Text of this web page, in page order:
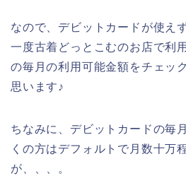
なので、デビットカードが使え
一度古着どっとこむのお店で利
の毎月の利用可能金額をチェッ
思います♪
ちなみに、デビットカードの毎
くの方はデフォルトで月数十万
が、、、。